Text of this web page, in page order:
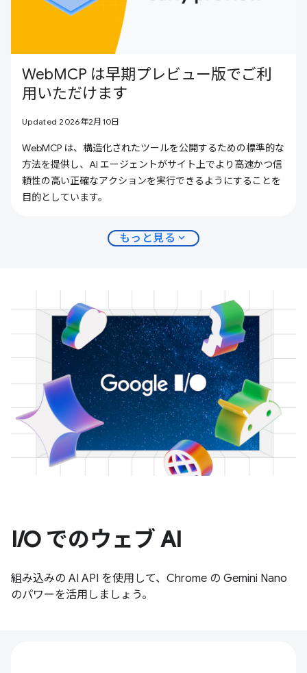
WebMCP は早期プレビュー版でご利
用いただけます
Updated 2026年2月10日
WebMCP は、構造化されたツールを公開するための標準的な
方法を提供し、AI エージェントがサイト上でより高速かつ信
頼性の高い正確なアクションを実行できるようにすることを
目的としています。
もっと見る expand_more
I/O でのウェブ AI
組み込みの AI API を使用して、Chrome の Gemini Nano
のパワーを活用しましょう。